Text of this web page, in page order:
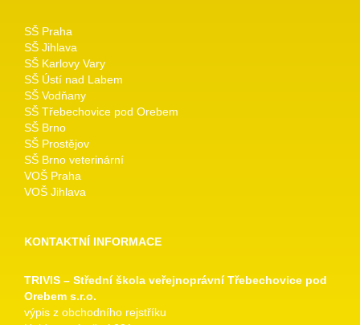
SŠ Praha
SŠ Jihlava
SŠ Karlovy Vary
SŠ Ústí nad Labem
SŠ Vodňany
SŠ Třebechovice pod Orebem
SŠ Brno
SŠ Prostějov
SŠ Brno veterinární
VOŠ Praha
VOŠ Jihlava
KONTAKTNÍ INFORMACE
TRIVIS – Střední škola veřejnoprávní Třebechovice pod
Orebem s.r.o.
výpis z obchodního rejstříku